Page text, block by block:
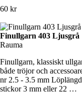
60 kr
Finullgarn 403 Ljusgrå
Rauma
Finullgarn, klassiskt
både tröjor och
nr 2.5 - 3.5 mm
stickor 3 mm eller 22 …